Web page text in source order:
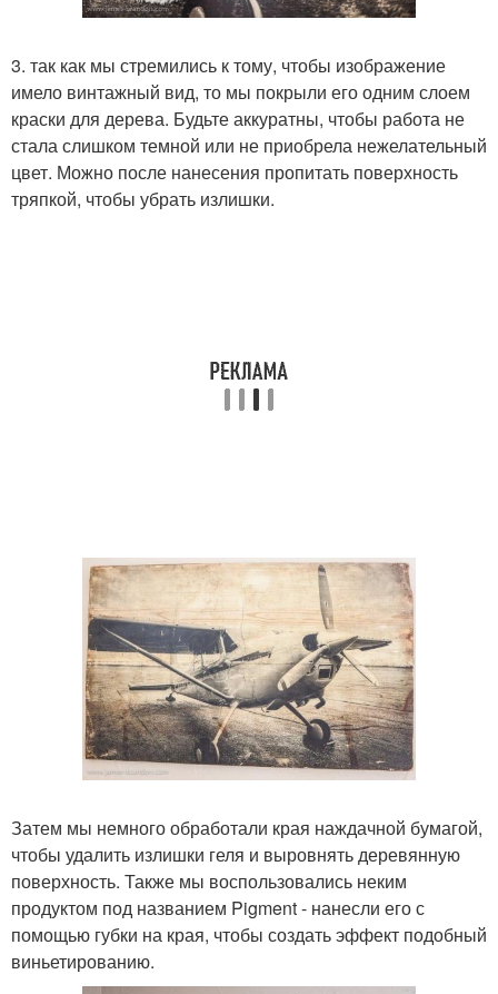
3. так как мы стремились к тому, чтобы изображение
имело винтажный вид, то мы покрыли его одним слоем
краски для дерева. Будьте аккуратны, чтобы работа не
стала слишком темной или не приобрела нежелательный
цвет. Можно после нанесения пропитать поверхность
тряпкой, чтобы убрать излишки.
Затем мы немного обработали края наждачной бумагой,
чтобы удалить излишки геля и выровнять деревянную
поверхность. Также мы воспользовались неким
продуктом под названием Pigment - нанесли его с
помощью губки на края, чтобы создать эффект подобный
виньетированию.